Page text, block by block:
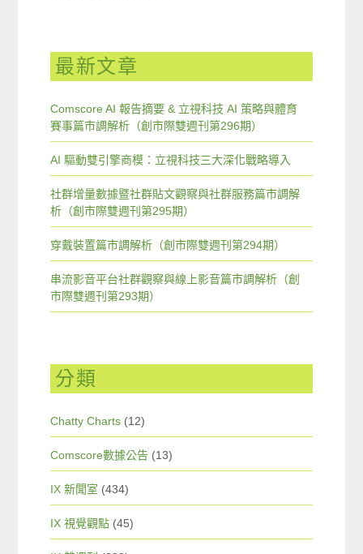
最新文章
Comscore AI 報告摘要 & 立視科技 AI 策略與體育
賽事篇市調解析（創市際雙週刊第296期）
AI 驅動雙引擎商模：立視科技三大深化戰略導入
社群增量數據暨社群貼文觀察與社群服務篇市調解
析（創市際雙週刊第295期）
穿戴裝置篇市調解析（創市際雙週刊第294期）
串流影音平台社群觀察與線上影音篇市調解析（創
市際雙週刊第293期）
分類
Chatty Charts (12)
Comscore數據公告 (13)
IX 新聞室 (434)
IX 視覺觀點 (45)